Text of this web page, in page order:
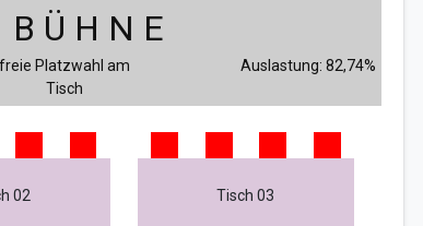
B Ü H N E
freie Platzwahl am
Tisch
Auslastung: 82,74%
02 Tisch 03